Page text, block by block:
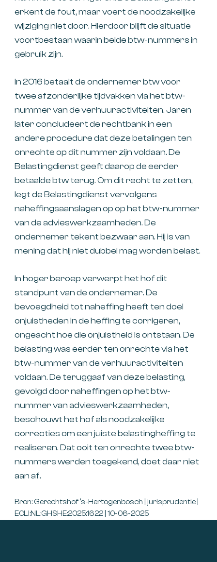
erkent de fout, maar voert de noodzakelijke
wijziging niet door. Hierdoor blijft de situatie
voortbestaan waarin beide btw-nummers in
gebruik zijn.
In 2016 betaalt de ondernemer btw voor
twee afzonderlijke tijdvakken via het btw-
nummer van de verhuuractiviteiten. Jaren
later concludeert de rechtbank in een
andere procedure dat deze betalingen ten
onrechte op dit nummer zijn voldaan. De
Belastingdienst geeft daarop de eerder
betaalde btw terug. Om dit recht te zetten,
legt de Belastingdienst vervolgens
naheffingsaanslagen op op het btw-nummer
van de advieswerkzaamheden. De
ondernemer tekent bezwaar aan. Hij is van
mening dat hij niet dubbel mag worden belast.
In hoger beroep verwerpt het hof dit
standpunt van de ondernemer. De
bevoegdheid tot naheffing heeft ten doel
onjuistheden in de heffing te corrigeren,
ongeacht hoe die onjuistheid is ontstaan. De
belasting was eerder ten onrechte via het
btw-nummer van de verhuuractiviteiten
voldaan. De teruggaaf van deze belasting,
gevolgd door naheffingen op het btw-
nummer van advieswerkzaamheden,
beschouwt het hof als noodzakelijke
correcties om een juiste belastingheffing te
realiseren. Dat ooit ten onrechte twee btw-
nummers werden toegekend, doet daar niet
aan af.
Bron: Gerechtshof ‘s-Hertogenbosch | jurisprudentie |
ECLI:NL:GHSHE:2025:1622 | 10-06-2025